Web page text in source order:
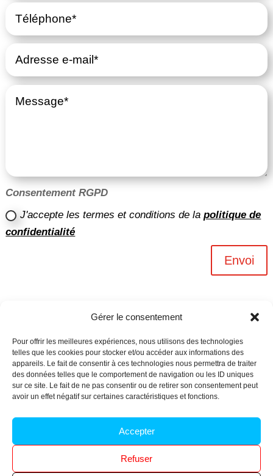
Gérer le consentement
Pour offrir les meilleures expériences, nous utilisons des technologies
telles que les cookies pour stocker et/ou accéder aux informations des
appareils. Le fait de consentir à ces technologies nous permettra de traiter
des données telles que le comportement de navigation ou les ID uniques
sur ce site. Le fait de ne pas consentir ou de retirer son consentement peut
avoir un effet négatif sur certaines caractéristiques et fonctions.
Accepter
Refuser
Consentement RGPD
J'accepte les termes et conditions de lapolitique de
confidentialité
Envoi
Archives n-6
Politique de confidentialité–